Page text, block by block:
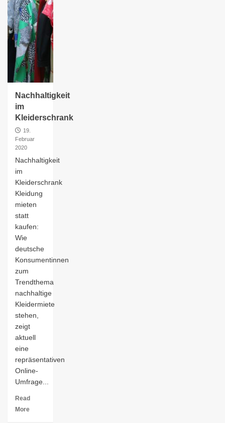
Nachhaltigkeit
im
Kleiderschrank
19.
Februar
2020
Nachhaltigkeit
im
Kleiderschrank
Kleidung
mieten
statt
kaufen:
Wie
deutsche
Konsumentinnen
zum
Trendthema
nachhaltige
Kleidermiete
stehen,
zeigt
aktuell
eine
repräsentativen
Online-
Umfrage...
Read
More